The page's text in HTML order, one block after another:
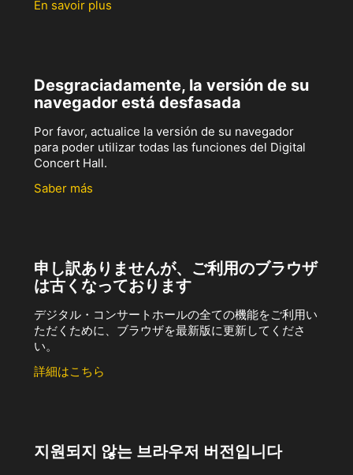
En savoir plus
Desgraciadamente, la versión de su
navegador está desfasada
Por favor, actualice la versión de su navegador
para poder utilizar todas las funciones del Digital
Concert Hall.
Saber más
申し訳ありませんが、ご利用のブラウザ
は古くなっております
デジタル・コンサートホールの全ての機能をご利用い
ただくために、ブラウザを最新版に更新してくださ
い。
詳細はこちら
지원되지 않는 브라우저 버전입니다